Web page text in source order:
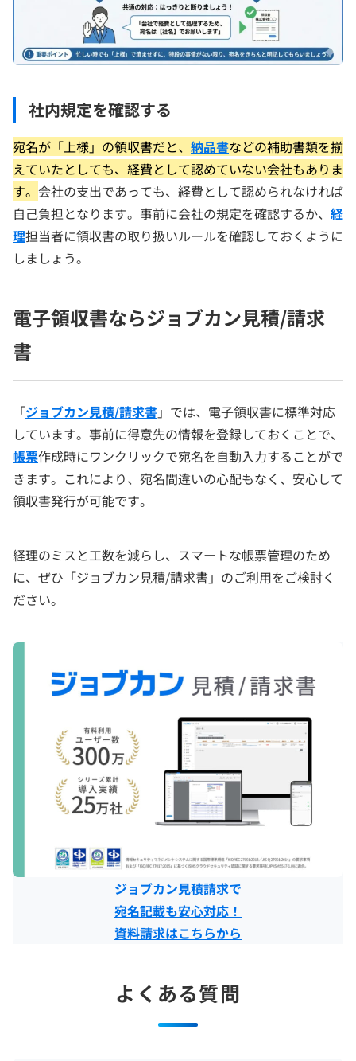
社内規定を確認する
宛名が「上様」の領収書だと、 納品書などの補助書類を揃
えていたとしても、経費として認めていない会社もありま
す。 会社の支出であっても、経費として認められなければ
自己負担となります。事前に会社の規定を確認するか、 経
理担当者に領収書の取り扱いルールを確認しておくように
しましょう。
電子領収書ならジョブカン見積/請求
書
「ジョブカン見積/請求書」では、電子領収書に標準対応
しています。事前に得意先の情報を登録しておくことで、
帳票作成時にワンクリックで宛名を自動入力することがで
きます。これにより、宛名間違いの心配もなく、安心して
領収書発行が可能です。
経理のミスと工数を減らし、スマートな帳票管理のため
に、ぜひ「ジョブカン見積/請求書」のご利用をご検討く
ださい。
ジョブカン見積請求で
宛名記載も安心対応！
資料請求はこちらから
よくある質問